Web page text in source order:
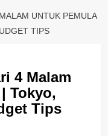
UNTUK PEMULA
TIPS
4 Malam
Tokyo,
Tips